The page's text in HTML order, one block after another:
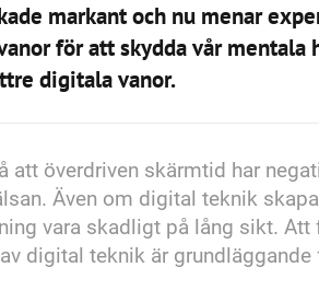
markant och nu menar
för att skydda vår mentala
digitala vanor.
att överdriven skärmtid har
Även om digital teknik
vara skadligt på lång sikt.
digital teknik är